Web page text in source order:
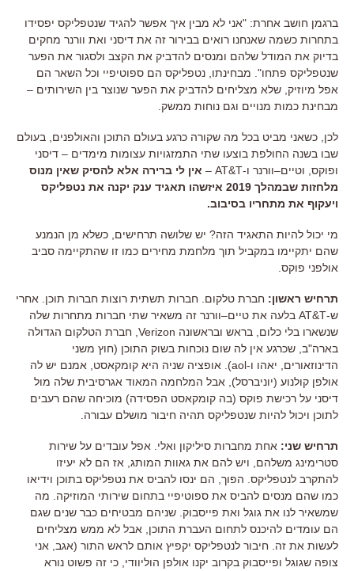
ברגמן חושב אחרת: "אני לא מבין איך אפשר להגיד שנטפליקס יפסידו
בתחרות כשמה שאנחנו רואים בבירור זה את דיסני ואת וורנר מחקים
בדיוק את המודל שלהם ומנסים להדביק את הקצב ולסגור את הפער
שנטפליקס פתחו". מבחינתו, נטפליקס הם ספוטיפיי וכל השאר הם
אפל מיוזיק, שלא מצליחים להדביק את הפער שנוצר בין השירותים –
מבחינת כמות מנויים וגם נוחות ממשק.
לכן כשאני מביט בכל מה שקורה כרגע בעולם התוכן והאולפנים בעולם
שבו בשנה החולפת בוצעו שתי התמזגויות עצומות מימדים – דיסני
ופוקס וטיים–וורנר ו-AT&T –
אין לי ברירה אלא להסיק שאין מנוס
מלחזות שבמהלך 2019 איזשהו תאגיד ענק יקנה את נטפליקס
ויעקוף את מתחריו בסיבוב.
מי יכול להיות התאגיד הזה? יש שלושה תרחישים כשלא מן הנמנע
שהם יתקיימו במקביל תוך מלחמת מחירים כמו זו שהתקיימה סביב
אולפני פוקס
תרחיש ראשון: חברת טלקום חברות תשתית רוצות חברות תוכן
אחרי
ש-AT&T בלעה את טיים–וורנר זה משאיר שתי חברות מתחרות שלה
שנשארו בלי כלום בראש ובראשונה Verizon, חברת הטלקום הגדולה
בארה"ב שכרגע אין לה שום נוכחות בשוק התוכן (חוץ משני
הדינוזאורים
יאהו ו-aol). אופציה שניה היא קומקאסט
אמנם יש לה
אולפן קולנוע (יוניברסל), אבל המלחמה המאוד אגרסיבית שלה מול
דיסני על רכישת פוקס (בה קומקאסט הפסידה) מוכיחה שהם רעבים
לתוכן ויכול להיות שנטפליקס תהיה חיבור מושלם עבורה
תרחיש שני: אחת מחברות סיליקון ואלי
אפל עובדים על שירות
סטרימינג משלהם
ויש להם את גאוות המותג אז הם לא יעיזו
להתקרב לנטפליקס הפוך הם ינסו להביס את נטפליקס בתוכן וידיאו
כמו שהם מנסים להביס את ספוטיפיי בתחום שירותי המוזיקה
מה
שמשאיר לנו את גוגל ואת פייסבוק שניהם מבטיחים כבר שנים שגם
הם עומדים להיכנס לתחום העברת התוכן
אבל לא ממש מצליחים
לעשות את זה
חיבור לנטפליקס יקפיץ אותם לראש התור (אגב אני
צופה שגוגל ופייסבוק בקרוב יקנו אולפן הוליוודי כי זה פשוט נורא